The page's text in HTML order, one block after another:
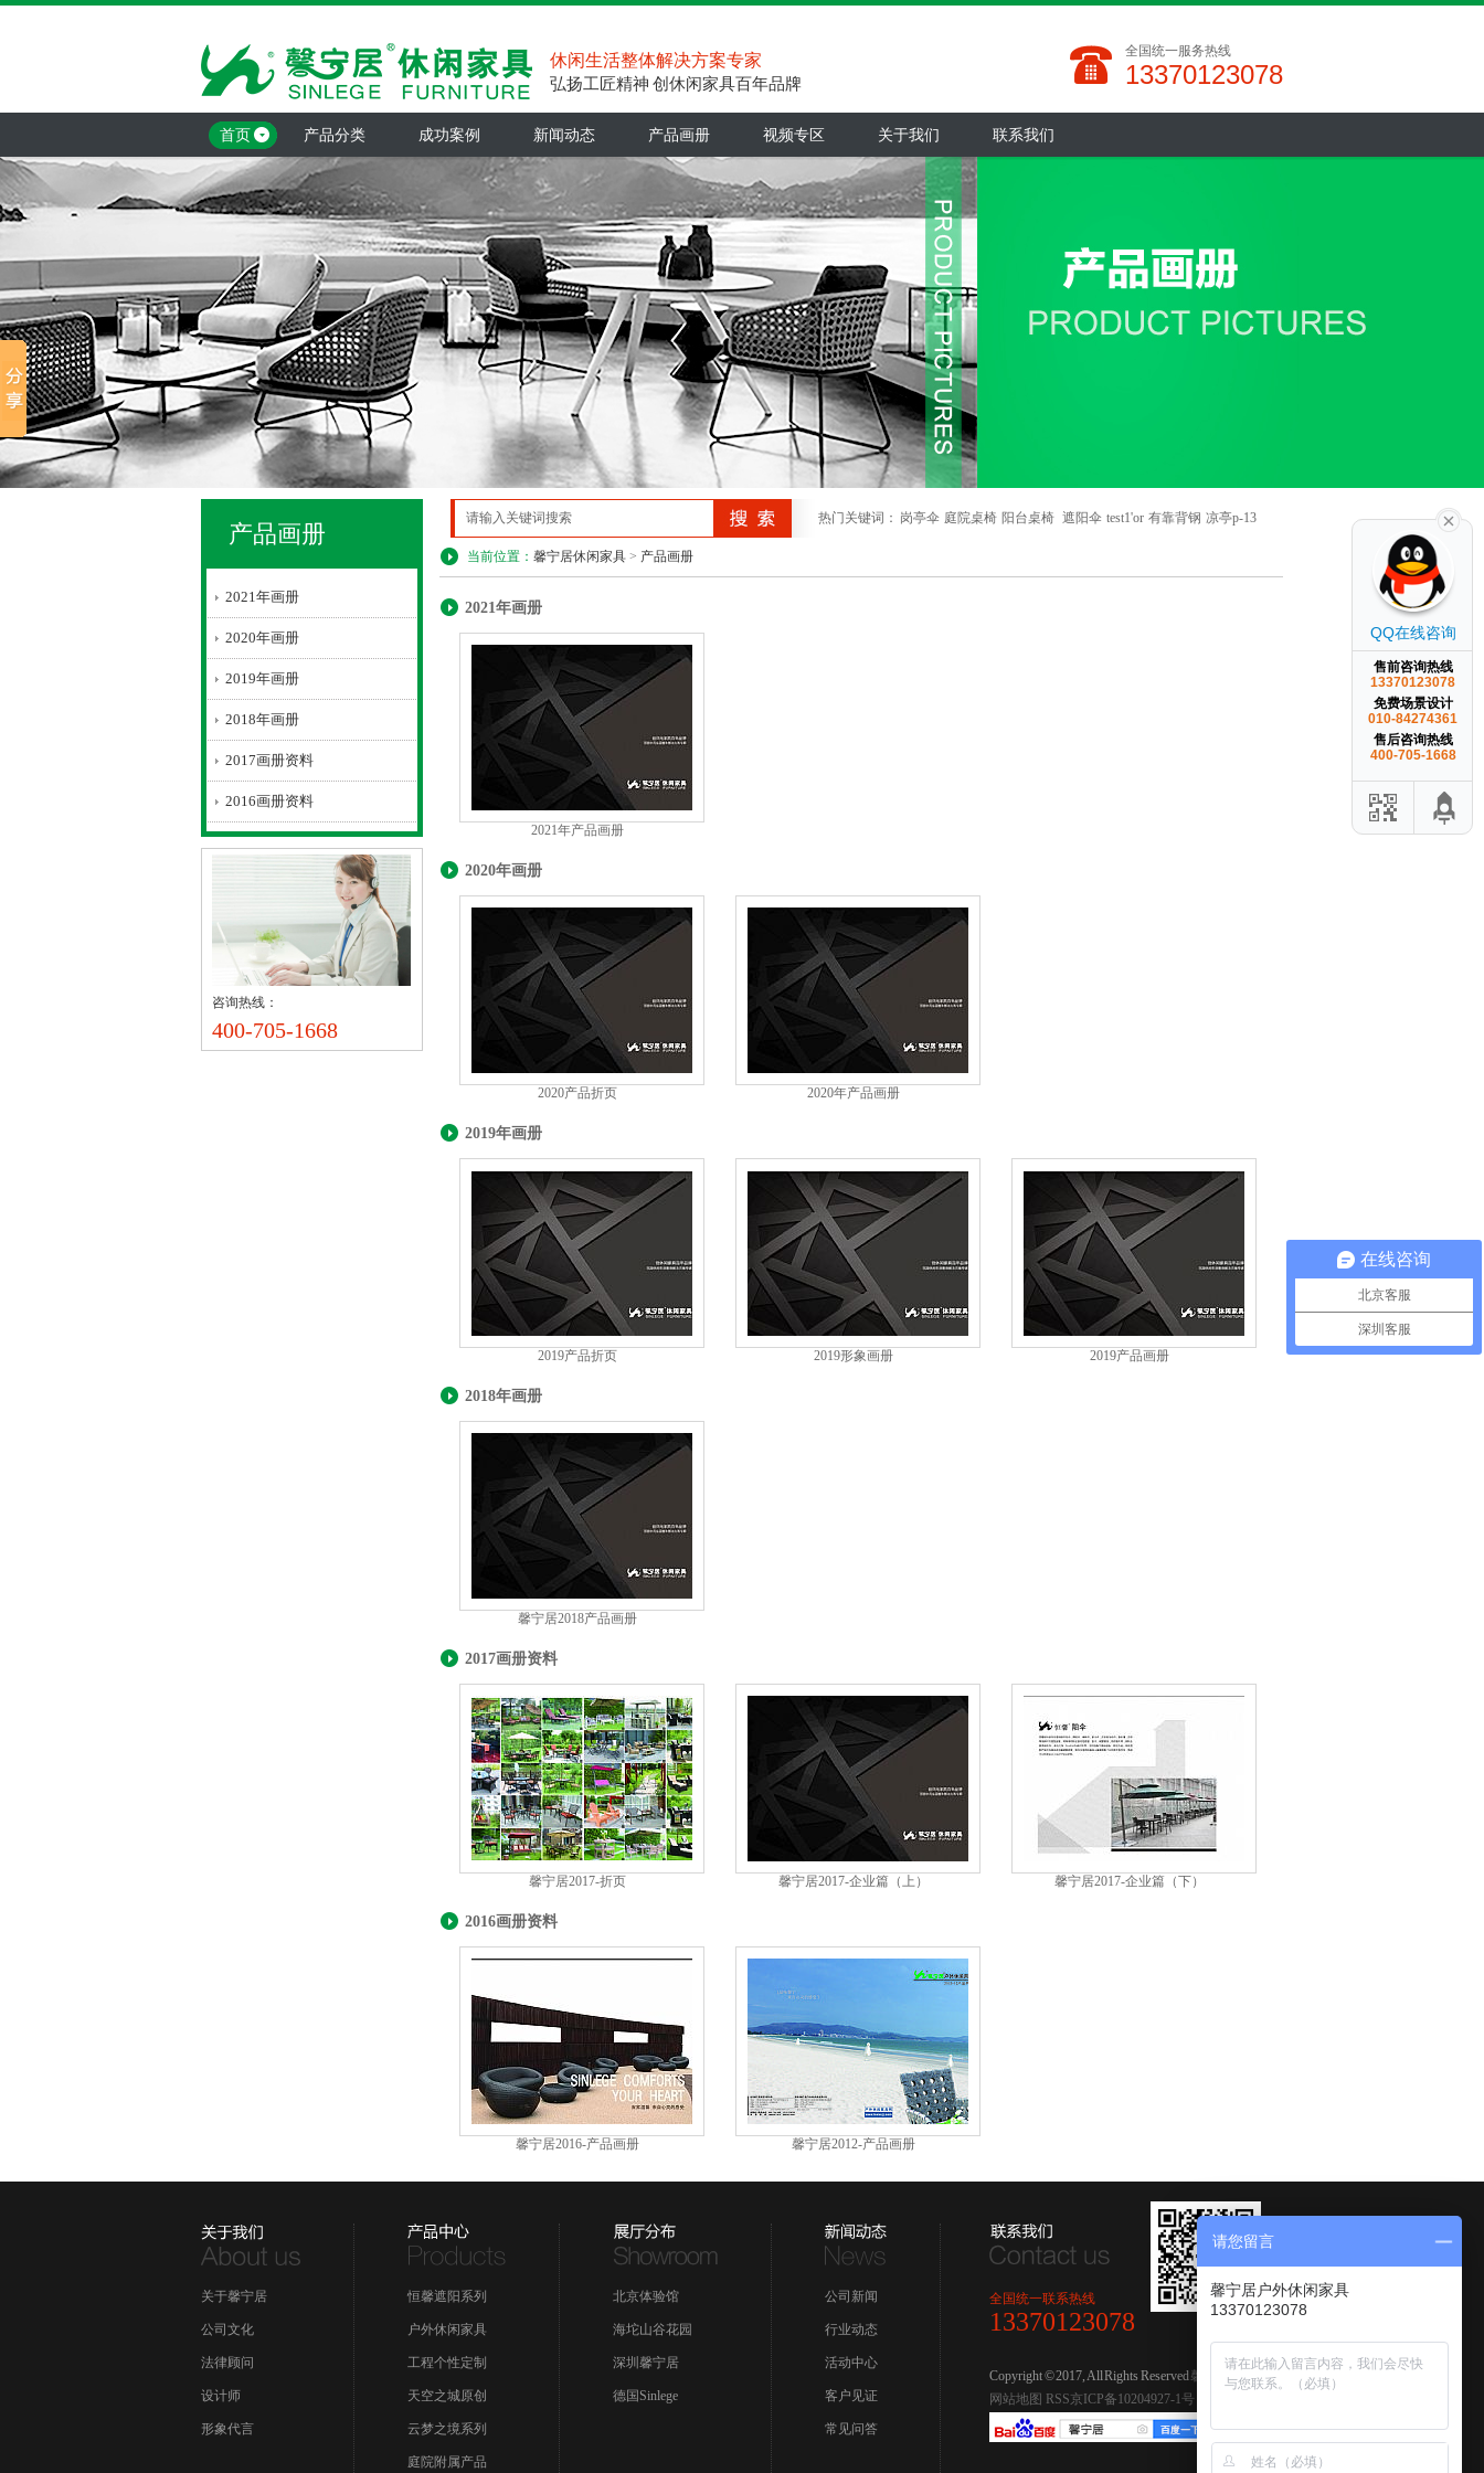
休闲生活整体解决方案专家
弘扬工匠精神 创休闲家具百年品牌
全国统一服务热线
13370123078
首页 产品分类 成功案例 新闻动态 产品画册 视频专区 关于我们 联系我们
产品画册
2021年画册
2020年画册
2019年画册
2018年画册
2017画册资料
2016画册资料
咨询热线：
400-705-1668
热门关键词： 岗亭伞 庭院桌椅 阳台桌椅 遮阳伞 test1'or 有靠背钢 凉亭p-13
当前位置： 馨宁居休闲家具 > 产品画册
2021年画册
2021年产品画册
2020年画册
2020产品折页 2020年产品画册
2019年画册
2019产品折页 2019形象画册 2019产品画册
2018年画册
馨宁居2018产品画册
2017画册资料
馨宁居2017-折页 馨宁居2017-企业篇（上） 馨宁居2017-企业篇（下）
2016画册资料
馨宁居2016-产品画册 馨宁居2012-产品画册
关于馨宁居
公司文化
法律顾问
设计师
形象代言
恒馨遮阳系列
户外休闲家具
工程个性定制
天空之城原创
云梦之境系列
庭院附属产品
北京体验馆
海坨山谷花园
深圳馨宁居
德国Sinlege
公司新闻
行业动态
活动中心
客户见证
常见问答
全国统一联系热线
13370123078
Copyright © 2017, All Rights Reserved馨宁居休闲家具
网站地图
RSS京ICP备10204927-1号
QQ在线咨询
售前咨询热线
13370123078
免费场景设计
010-84274361
售后咨询热线
400-705-1668
在线咨询
北京客服
深圳客服
请您留言
馨宁居户外休闲家具
13370123078